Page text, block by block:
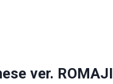
ver. ROMAJI